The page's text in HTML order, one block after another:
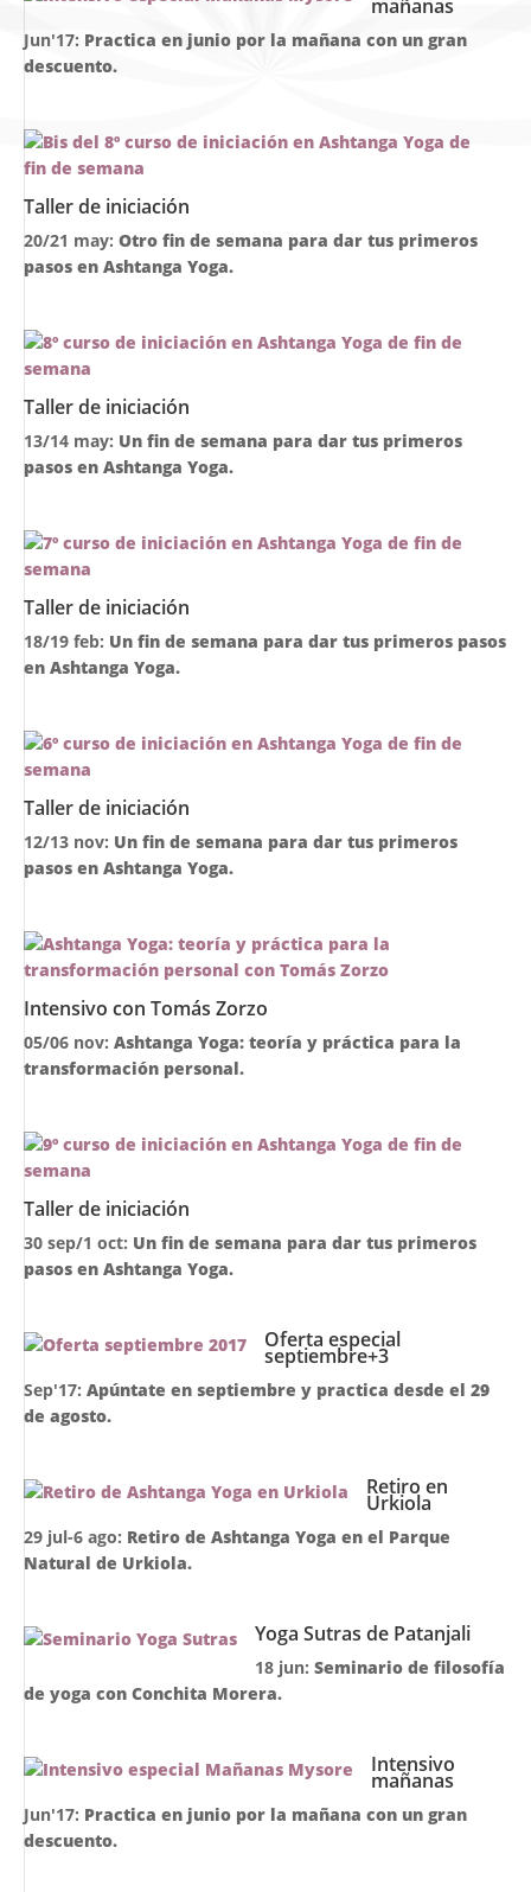
mañanas
Jun'17: Practica en junio por la mañana con un gran
descuento.
Taller de iniciación
20/21 may: Otro fin de semana para dar tus primeros
pasos en Ashtanga Yoga.
Taller de iniciación
13/14 may: Un fin de semana para dar tus primeros
pasos en Ashtanga Yoga.
Taller de iniciación
18/19 feb: Un fin de semana para dar tus primeros pasos
en Ashtanga Yoga.
Taller de iniciación
12/13 nov: Un fin de semana para dar tus primeros
pasos en Ashtanga Yoga.
Intensivo con Tomás Zorzo
05/06 nov: Ashtanga Yoga: teoría y práctica para la
transformación personal.
Taller de iniciación
30 sep/1 oct: Un fin de semana para dar tus primeros
pasos en Ashtanga Yoga.
Oferta especial
septiembre+3
Sep'17: Apúntate en septiembre y practica desde el 29
de agosto.
Retiro en
Urkiola
29 jul-6 ago: Retiro de Ashtanga Yoga en el Parque
Natural de Urkiola.
Yoga Sutras de Patanjali
18 jun: Seminario de filosofía
de yoga con Conchita Morera.
Intensivo
mañanas
Jun'17: Practica en junio por la mañana con un gran
descuento.